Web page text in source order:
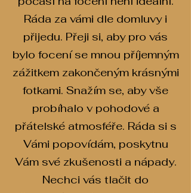
Ráda za vámi dle domluvy i
přijedu. Přeji si, aby pro vás
bylo focení se mnou příjemným
zážitkem zakončeným krásnými
fotkami. Snažím se, aby vše
probíhalo v pohodové a
přátelské atmosféře. Ráda si s
Vámi popovídám, poskytnu
Vám své zkušenosti a nápady.
Nechci vás tlačit do